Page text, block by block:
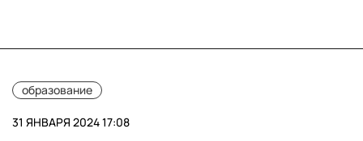
образование
31 ЯНВАРЯ 2024 17:08